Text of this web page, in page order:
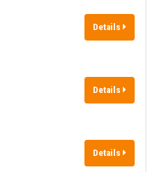
Details
Details
Details